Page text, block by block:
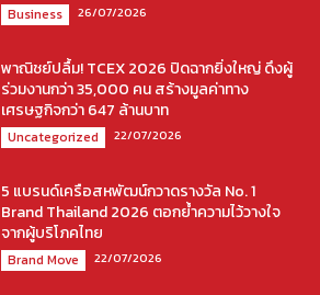
Business 26/07/2026
พาณิชย์ปลื้ม! TCEX 2026 ปิดฉากยิ่งใหญ่ ดึงผู้
ร่วมงานกว่า 35,000 คน สร้างมูลค่าทาง
เศรษฐกิจกว่า 647 ล้านบาท
Uncategorized 22/07/2026
5 แบรนด์เครือสหพัฒน์กวาดรางวัล No. 1
Brand Thailand 2026 ตอกย้ำความไว้วางใจ
จากผู้บริโภคไทย
Brand Move 22/07/2026